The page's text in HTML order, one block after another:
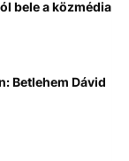
bele a közmédia
Betlehem Dávid